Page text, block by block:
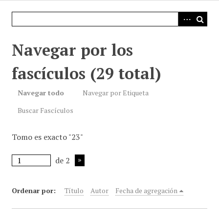
Navegar por los
fascículos (29 total)
Navegar todo
Navegar por Etiqueta
Buscar Fascículos
Tomo es exacto "23"
de 2
Ordenar por: Título Autor Fecha de agregación